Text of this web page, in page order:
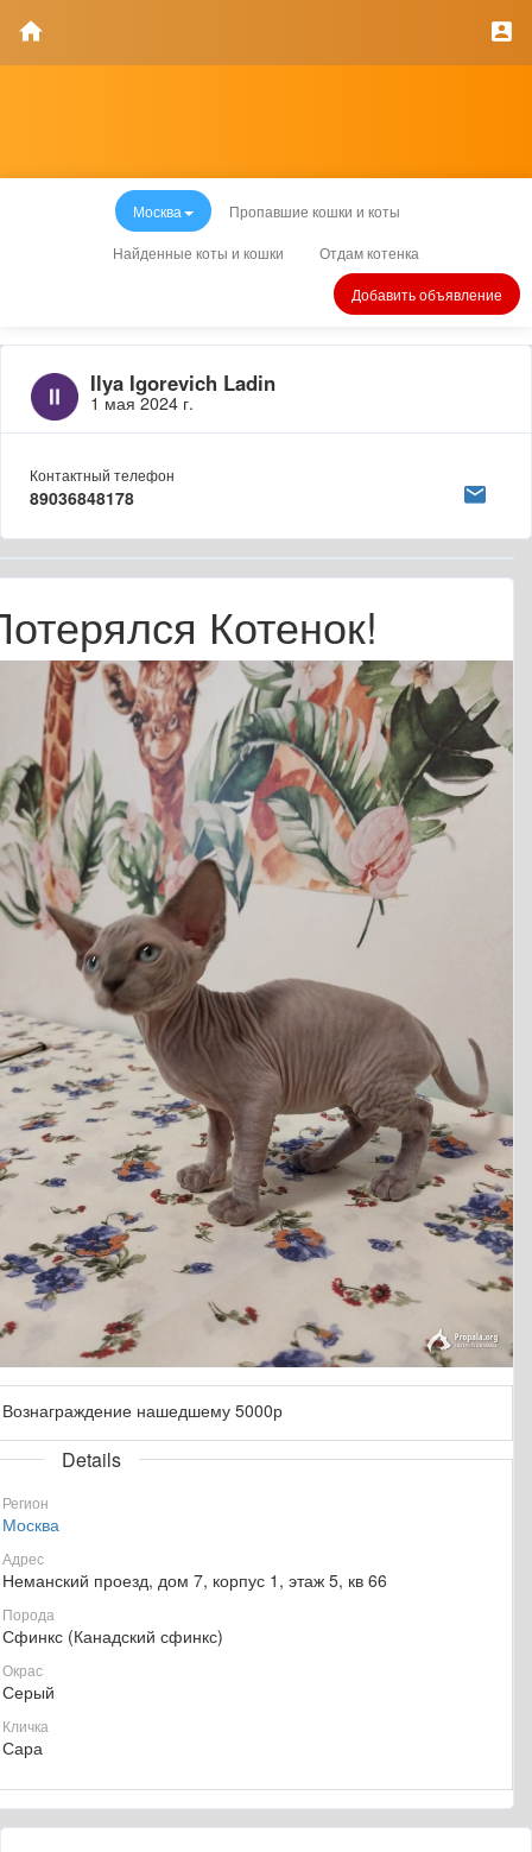
Москва Пропавшие кошки и коты
Найденные коты и кошки Отдам котенка
Добавить объявление
Ilya Igorevich Ladin
1 мая 2024 г.
Контактный телефон
89036848178
Котенок!
Вознаграждение нашедшему 5000р
Details
Регион
Москва
Адрес
Неманский проезд, дом 7, корпус 1, этаж 5, кв 66
Порода
Сфинкс (Канадский сфинкс)
Окрас
Серый
Кличка
Сара